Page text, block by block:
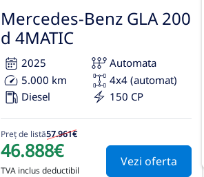
Mercedes-Benz GLA 200
d 4MATIC
2025
Automata
5.000 km
4x4 (automat)
Diesel
150 CP
Preț de listă57.961€
46.888€
TVA inclus deductibil
Vezi oferta